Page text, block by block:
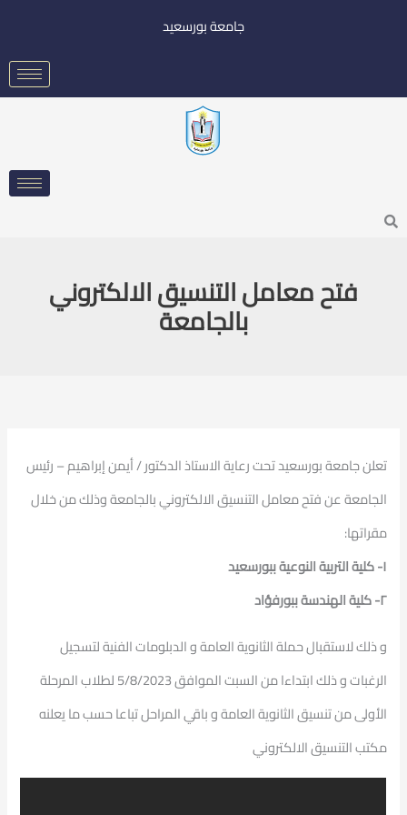
جامعة بورسعيد
Search
فتح معامل التنسيق الالكتروني
بالجامعة
تعلن جامعة بورسعيد تحت رعاية الاستاذ الدكتور / أيمن إبراهيم – رئيس
الجامعة عن فتح معامل التنسيق الالكتروني بالجامعة وذلك من خلال
مقراتها:
١- كلية التربية النوعية ببورسعيد
٢- كلية الهندسة ببورفؤاد
و ذلك لاستقبال حملة الثانوية العامة و الدبلومات الفنية لتسجيل
الرغبات و ذلك ابتداءا من السبت الموافق 5/8/2023 لطلاب المرحلة
الأولى من تنسيق الثانوية العامة و باقي المراحل تباعا حسب ما يعلنه
مكتب التنسيق الالكتروني